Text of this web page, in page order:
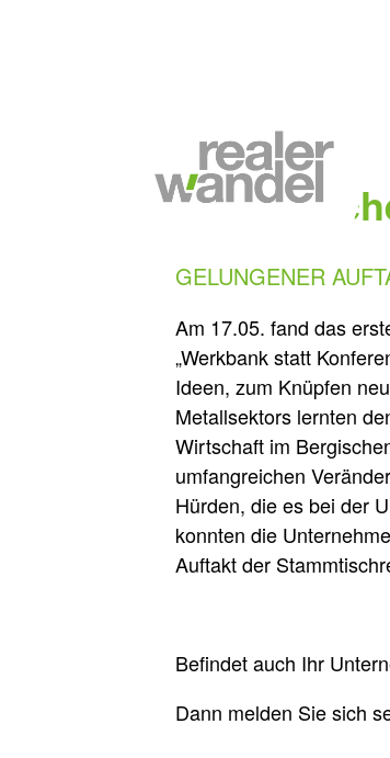
13.06.2022
GELUNGENER
Am 17.05. fand das
„Werkbank statt
Ideen, zum Knüpfen
Metallsektors lernten
Wirtschaft im
umfangreichen
Hürden, die es bei der
konnten die
Auftakt der
Befindet auch Ihr
Dann melden Sie sich